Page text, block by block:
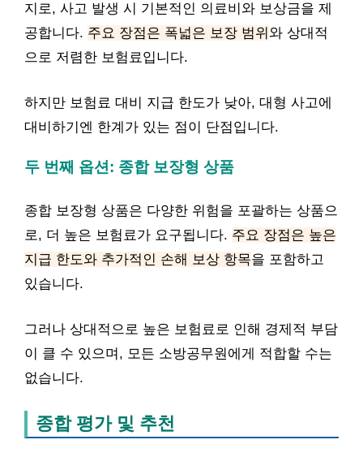
지로, 사고 발생 시 기본적인 의료비와 보상금을 제
공합니다. 주요 장점은 폭넓은 보장 범위 와 상대적
으로 저렴한 보험료입니다.
하지만 보험료 대비 지급 한도가 낮아, 대형 사고에
대비하기엔 한계가 있는 점이 단점입니다.
두 번째 옵션: 종합 보장형 상품
종합 보장형 상품은 다양한 위험을 포괄하는 상품으
로, 더 높은 보험료가 요구됩니다. 주요 장점은 높은
지급 한도와 추가적인 손해 보상 항목을 포함하고
있습니다.
그러나 상대적으로 높은 보험료로 인해 경제적 부담
이 클 수 있으며, 모든 소방공무원에게 적합할 수는
없습니다.
종합 평가 및 추천